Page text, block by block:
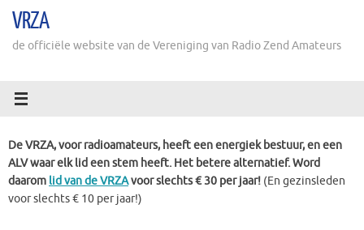
naarVRZA
de officiële website van de Vereniging van Radio Zend Amateurs
De VRZA, voor radioamateurs, heeft een energiek bestuur, en een
ALV waar elk lid een stem heeft. Het betere alternatief. Word
daarom lid van de VRZAvoor slechts € 30 per jaar! (En gezinsleden
voor slechts € 10 per jaar!)